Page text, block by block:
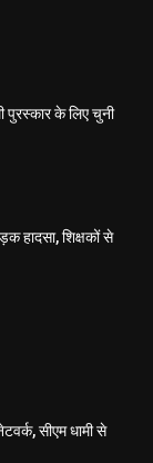
पुरस्कार के लिए चुनी
हादसा, शिक्षकों से
सीएम धामी से